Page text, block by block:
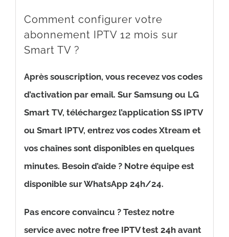
Comment configurer votre
abonnement IPTV 12 mois sur
Smart TV ?
Après souscription, vous recevez vos codes
d’activation par email. Sur Samsung ou LG
Smart TV, téléchargez l’application SS IPTV
ou Smart IPTV, entrez vos codes Xtream et
vos chaînes sont disponibles en quelques
minutes. Besoin d’aide ? Notre équipe est
disponible sur WhatsApp 24h/24.
Pas encore convaincu ? Testez notre
service avec notre free IPTV test 24havant